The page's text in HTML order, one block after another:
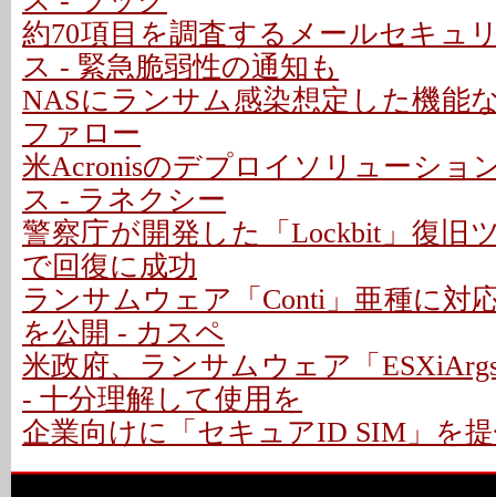
約70項目を調査するメールセキュ
ス - 緊急脆弱性の通知も
NASにランサム感染想定した機能
ファロー
米Acronisのデプロイソリューショ
ス - ラネクシー
警察庁が開発した「Lockbit」復旧
で回復に成功
ランサムウェア「Conti」亜種に対
を公開 - カスペ
米政府、ランサムウェア「
- 十分理解して使用を
企業向けに「セキュアID SIM」を